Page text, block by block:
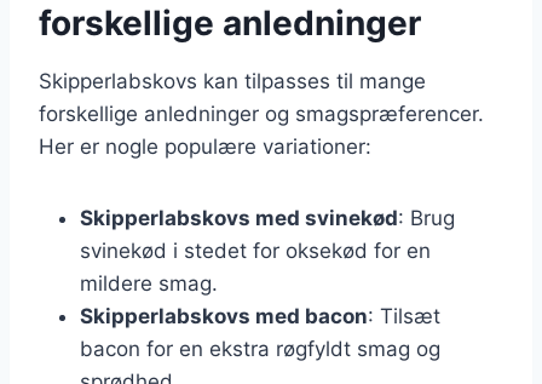
forskellige anledninger
Skipperlabskovs kan tilpasses til mange
forskellige anledninger og smagspræferencer.
Her er nogle populære variationer:
Skipperlabskovs med svinekød: Brug
svinekød i stedet for oksekød for en
mildere smag.
Skipperlabskovs med bacon: Tilsæt
bacon for en ekstra røgfyldt smag og